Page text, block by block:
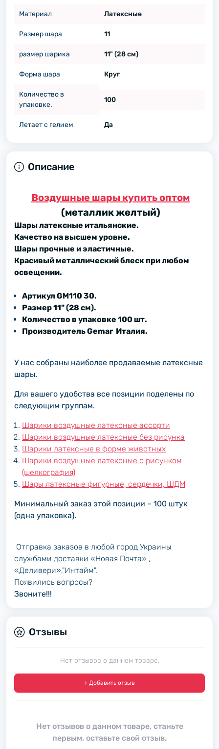
Материал Латексные
Размер шара 11
размер шарика 11" (28 см)
Форма шара Круг
Количество в
упаковке.
100
Летает с гелием Да
Описание
Воздушные шары купить оптом
(металлик желтый)
Шары латексные итальянские.
Качество на высшем уровне.
Шары прочные и эластичные.
Красивый металлический блеск при любом
освещении.
Артикул GМ110 30.
Размер 11" (28 см).
Количество в упаковке 100 шт.
Производитель Gemar Италия.
У нас собраны наиболее продаваемые латексные
шары.
Для вашего удобства все позиции поделены по
следующим группам.
Шарики воздушные латексные ассорти
Шарики воздушные латексные без рисунка
Шарики латексные в форме животных
Шарики воздушные латексные с рисунком
(шелкография)
Шары латексные фигурные, сердечки, ШДМ
Минимальный заказ этой позиции – 100 штук
(одна упаковка).
Отправка заказов в любой город Украины
службами доставки «Новая Почта» ,
«Деливери»,"Интайм".
Появились вопросы?
Звоните!!!
Отзывы
Нет отзывов о данном товаре.
+ Добавить отзыв
Нет отзывов о данном товаре, станьте
первым, оставьте свой отзыв.